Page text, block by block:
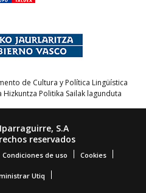
de Cultura y Política Lingüística
Hizkuntza Politika Sailak lagunduta
S.A
reservados
Condiciones de uso Cookies
Utiq